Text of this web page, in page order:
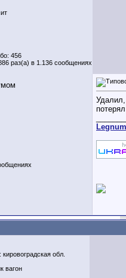
456
раз(а) в 1.136 сообщениях
Legnum
: кировоградская обл.
вагон